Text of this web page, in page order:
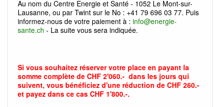
Au nom du Centre Energie et Santé - 1052 Le Mont-sur-
Lausanne, ou par Twint sur le No : +41 79 696 03 77. Puis
informez-nous de votre paiement à : info@energie-
sante.ch - La suite vous sera indiquée.
Si vous souhaitez réserver votre place en payant la
somme complète de CHF 2'060.- dans les jours qui
suivent, vous bénéficiez d'une réduction de CHF 260.-
et payez dans ce cas CHF 1'800.-.